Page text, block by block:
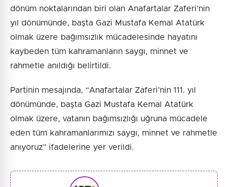
dönüm noktalarından biri olan Anafartalar Zaferi’nin
yıl dönümünde, başta Gazi Mustafa Kemal Atatürk
olmak üzere bağımsızlık mücadelesinde hayatını
kaybeden tüm kahramanların saygı, minnet ve
rahmetle anıldığı belirtildi.
Partinin mesajında, “Anafartalar Zaferi’nin 111. yıl
dönümünde, başta Gazi Mustafa Kemal Atatürk
olmak üzere, vatanın bağımsızlığı uğruna mücadele
eden tüm kahramanlarımızı saygı, minnet ve rahmetle
anıyoruz” ifadelerine yer verildi.